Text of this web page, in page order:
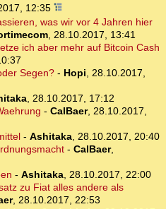
12:35
was wir vor 4 Jahren hier
, 28.10.2017, 13:41
ich aber mehr auf Bitcoin Cash
Segen?- Hopi, 28.10.2017,
, 28.10.2017, 17:12
- CalBaer, 28.10.2017,
- Ashitaka, 28.10.2017, 20:40
- CalBaer,
- Ashitaka, 28.10.2017, 22:00
zu Fiat alles andere als
, 28.10.2017, 22:53